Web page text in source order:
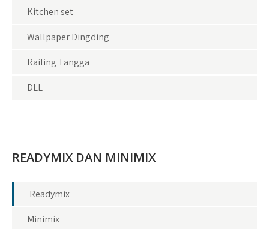
Kitchen set
Wallpaper Dingding
Railing Tangga
DLL
READYMIX DAN MINIMIX
Readymix
Minimix